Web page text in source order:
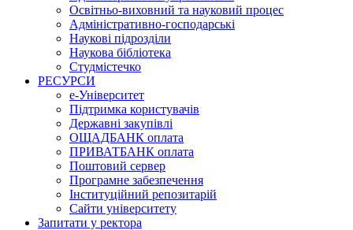
Освітньо-виховний та науковий процес
Адміністративно-господарські
Наукові підрозділи
Наукова бібліотека
Студмістечко
РЕСУРСИ
е-Університет
Підтримка користувачів
Державні закупівлі
ОЩАДБАНК оплата
ПРИВАТБАНК оплата
Поштовий сервер
Програмне забезпечення
Інституційний репозитарій
Сайти університету
Запитати у ректора